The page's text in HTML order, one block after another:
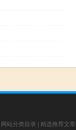
网站分类目录 | 精选推荐文章